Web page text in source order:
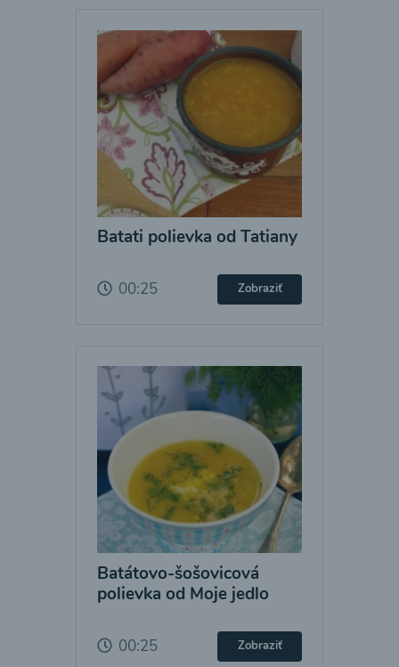
Batati polievka od Tatiany
00:25 Zobraziť
Batátovo-šošovicová
polievka od Moje jedlo
00:25 Zobraziť